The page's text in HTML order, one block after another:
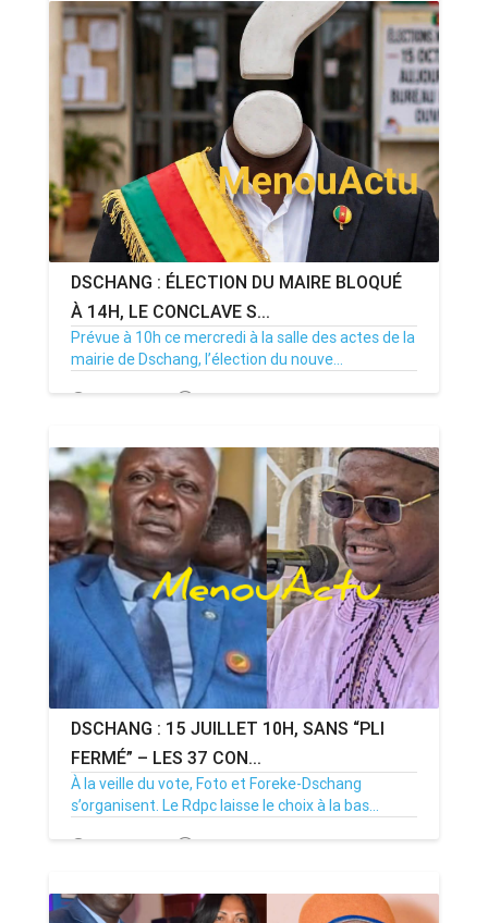
DSCHANG : ÉLECTION DU MAIRE BLOQUÉ
À 14H, LE CONCLAVE S...
Prévue à 10h ce mercredi à la salle des actes de la
mairie de Dschang, l’élection du nouve...
15/07/26 Par MenouActu 0
DSCHANG : 15 JUILLET 10H, SANS “PLI
FERMÉ” – LES 37 CON...
À la veille du vote, Foto et Foreke-Dschang
s’organisent. Le Rdpc laisse le choix à la bas...
14/07/26 Par MenouActu 0